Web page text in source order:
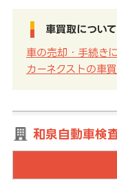
車買取につい
車の売却・手続き
カーネクストの車
和泉自動車検